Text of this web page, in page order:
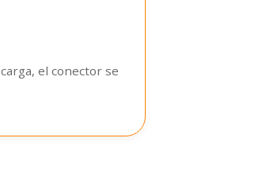
el conector se